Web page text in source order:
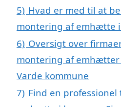
5) Hvad er med til at
montering af emhætte i
6) Oversigt over
montering af emhætter
Varde kommune
7) Find en